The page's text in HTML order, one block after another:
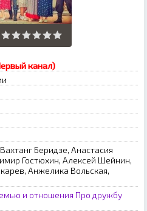
канал)
Беридзе, Анастасия
Гостюхин, Алексей Шейнин,
Анжелика Вольская,
и отношения Про дружбу